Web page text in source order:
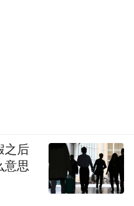
之后
意思